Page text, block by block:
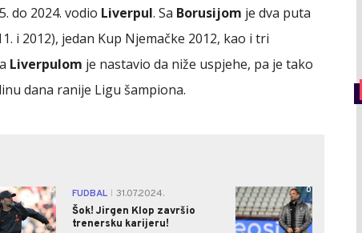
do 2024. vodio Liverpul. Sa Borusijom je dva puta
i 2012), jedan Kup Njemačke 2012, kao i tri
Liverpulom je nastavio da niže uspjehe, pa je tako
dana ranije Ligu šampiona.
0 FUDBAL
31.07.2024.
Šok! Jirgen Klop završio
trenersku karijeru!
0